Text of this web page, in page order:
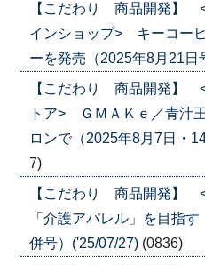
【こだわり 商品開発】
インショップ> キーコー
ーを発売（2025年8月21日
【こだわり 商品開発】
トア> ＧＭＡＫｅ／青汁
ロンで（2025年8月7日・
7)
【こだわり 商品開発】
「介護アパレル」を目指
併号）('25/07/27) (0836)